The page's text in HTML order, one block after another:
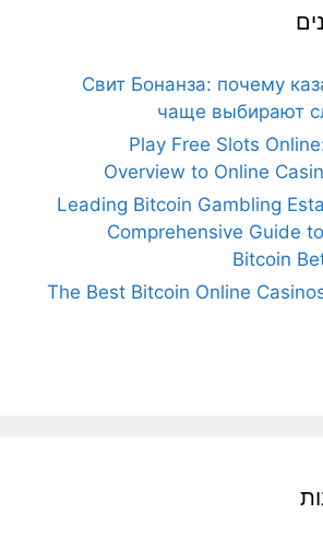
Свит Бонанза: почему
чаще выбирают
Play Free Slots
Overview to Online
Leading Bitcoin Gambling
Comprehensive Guide
Bitcoin
The Best Bitcoin Online